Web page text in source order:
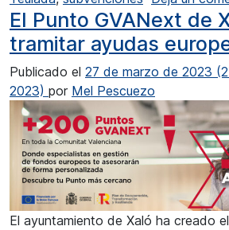
El Punto GVANext de
tramitar ayudas
Publicado el 27 de marzo de 2023
2023) por Mel Pescuezo
El ayuntamiento de Xaló ha creado